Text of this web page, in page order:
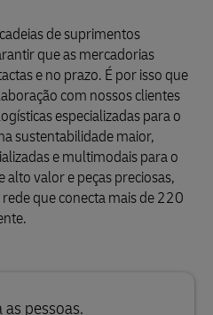
de suprimentos
que as mercadorias
e no prazo. É por isso que
com nossos clientes
especializadas para o
sustentabilidade maior,
e multimodais para o
valor e peças preciosas,
que conecta mais de 220
pessoas.